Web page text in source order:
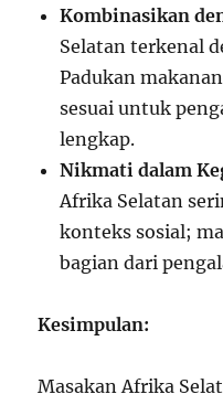
Kombinasikan
Selatan terkenal
Padukan
sesuai untuk
lengkap.
Nikmati dalam
Afrika Selatan
konteks sosial;
bagian dari
Kesimpulan:
Masakan Afrika